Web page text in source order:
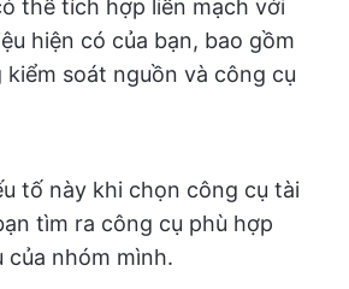
thể tích hợp liền mạch với
hiện có của bạn, bao gồm
kiểm soát nguồn và công cụ
tố này khi chọn công cụ tài
tìm ra công cụ phù hợp
của nhóm mình.